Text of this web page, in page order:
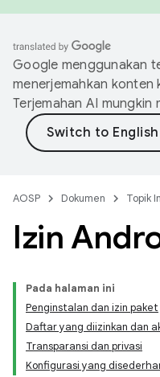
Google menggunakan
menerjemahkan konten
Terjemahan AI mungkin
AOSP Dokumen Topik
Izin
Pada halaman ini
Penginstalan dan izin paket
Daftar yang diizinkan dan
Transparansi dan privasi
Konfigurasi yang